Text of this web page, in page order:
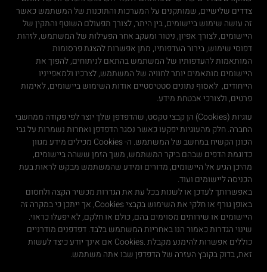
צדדים שלישיים, שמותקנים על המערכות והתוכנות של המשתמש כאשר
זה עושה שימוש ביישומים, בין היתר, לצורך תפעולם השוטף והתקין של
היישומים, לצורך אפיון, ניטור ומעקב אחר הפעילות של המשתמש, לזהות
דפוסי שימוש, בירור העדפותיו, מתן אפשרות להצגת פרסומות
המותאמות להעדפותיו של המשתמש בהתאם לניתוחים, להפוך את
היישומים מותאמים יותר לחוויה של המשתמש, לצרכיו ולמאפייניו
הייחודים, לאסוף נתונים סטטיסטיים אודות השימוש ביישומים, לאימות
פרטים, ולצורכי אבטחת מידע.
עוגיות (Cookies) הן קבצי טקסט, שהדפדפן שלך יוצר לפי פקודה ממחשבי
החברה. חלק מהעוגיות יפקעו כאשר נסגר הדפדפן ואחרות נשמרות על גבי
הכונן הקשיח במחשב של המשתמש. ה- Cookies מכילים מידע מגוון
כדוגמת הדפים שבהם ביקר המשתמש, משך הזמן ששהה ביישומים,
מהיכן הגיע אל היישומים, מדורים ומידע שהמשתמש מבקש לראות בעת
הכניסה ליישומים ועוד.
באפשרותך לעדכן או לשנות בכל עת את הגדרות מכשיר הקצה ולחסום
באופן גורף או חלקי את השימוש בקבצי Cookies, אך ייתכן כי במקרה זה
היישומים או שירותים מסוימים בהם, כולם או חלקם, לא יפעלו כראוי.
שינוי הגדרות כאמור הנו באחריות המשתמש בלבד. דפדפנים מודרניים
כוללים אפשרות להימנע מקבלת .Cookies אם אינך יודע כיצד לעשות
זאת, בדוק בקובץ העזרה של הדפדפן שבו אתה משתמש.